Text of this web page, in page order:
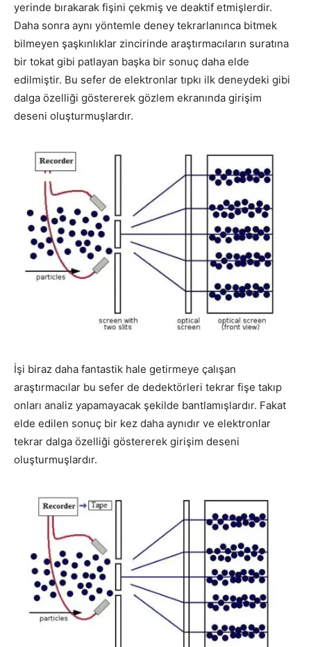
yerinde bırakarak fişini çekmiş ve deaktif etmişlerdir.
Daha sonra aynı yöntemle deney tekrarlanınca bitmek
bilmeyen şaşkınlıklar zincirinde araştırmacıların suratına
bir tokat gibi patlayan başka bir sonuç daha elde
edilmiştir. Bu sefer de elektronlar tıpkı ilk deneydeki gibi
dalga özelliği göstererek gözlem ekranında girişim
deseni oluşturmuşlardır.
İşi biraz daha fantastik hale getirmeye çalışan
araştırmacılar bu sefer de dedektörleri tekrar fişe takıp
onları analiz yapamayacak şekilde bantlamışlardır. Fakat
elde edilen sonuç bir kez daha aynıdır ve elektronlar
tekrar dalga özelliği göstererek girişim deseni
oluşturmuşlardır.